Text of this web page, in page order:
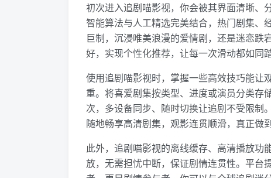
初次进入追剧喵影视，你会被其界面清晰、
智能算法与人工精选完美结合，热门剧集、
巨制，沉浸唯美浪漫的爱情剧，还是迷恋跌
好，实现个性化推荐，让每一次滑动都如同
使用追剧喵影视时，掌握一些高效技巧能让
重。将喜爱剧集按类型、进度或演员分类存
次，多设备同步、随时切换让追剧不受限制
随地畅享高清剧集，观影连贯顺滑，真正做
此外，追剧喵影视的离线缓存、高清播放
放，无需担忧中断，保证剧情连贯性。平台